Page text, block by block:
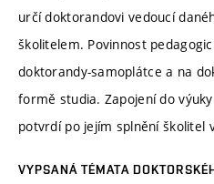
určí doktorandovi vedoucí
školitelem. Povinnost
doktorandy-samoplátce a na
formě studia. Zapojení do
potvrdí po jejím splnění školitel
VYPSANÁ TÉMATA